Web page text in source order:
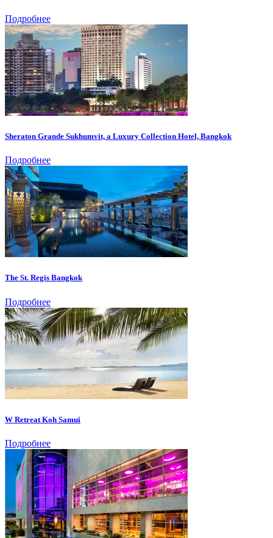
Подробнее
Sheraton Grande Sukhumvit, a Luxury Collection Hotel, Bangkok
Подробнее
The St. Regis Bangkok
Подробнее
W Retreat Koh Samui
Подробнее